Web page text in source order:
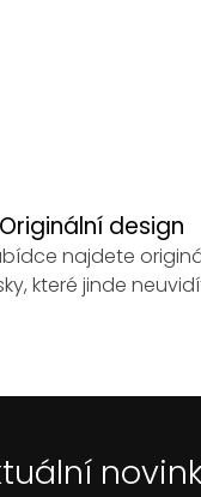
Originální design
najdete
které jinde